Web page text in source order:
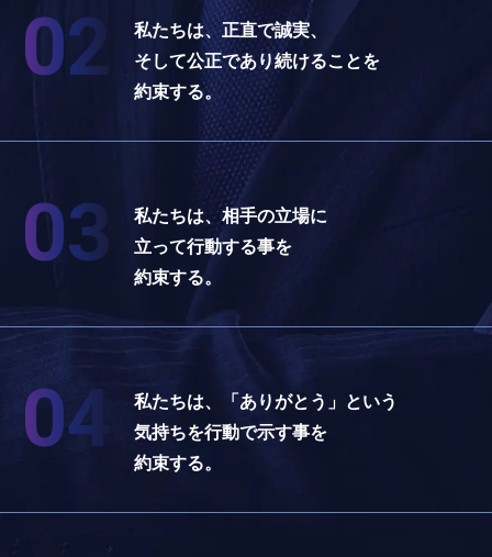
02
私たちは、正直で誠実、
そして公正であり続けることを
約束する。
03
私たちは、相手の立場に
立って行動する事を
約束する。
04
私たちは、「ありがとう」という
気持ちを行動で示す事を
約束する。